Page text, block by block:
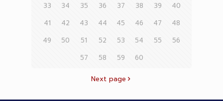
33
34 35 36 37 38 39
40
41
42 43 44 45 46 47
48
49
50 51 52 53 54 55
56
57
58 59 60
Next page